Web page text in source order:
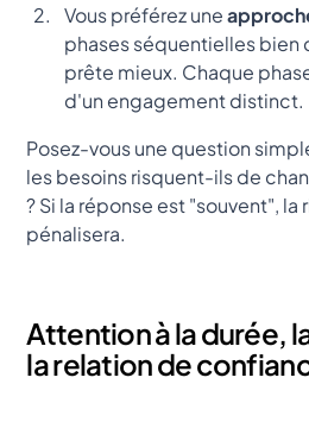
Vous préférez une
phases séquentielles bien
prête mieux. Chaque
d'un engagement distinct.
Posez-vous une question
les besoins risquent-ils de
? Si la réponse est "souvent",
pénalisera.
Attention à la durée,
la relation de